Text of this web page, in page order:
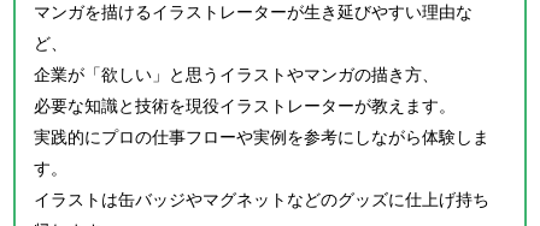
マンガを描けるイラストレーターが生き延びやすい理由な
ど、
企業が「欲しい」と思うイラストやマンガの描き方、
必要な知識と技術を現役イラストレーターが教えます。
実践的にプロの仕事フローや実例を参考にしながら体験しま
す。
イラストは缶バッジやマグネットなどのグッズに仕上げ持ち